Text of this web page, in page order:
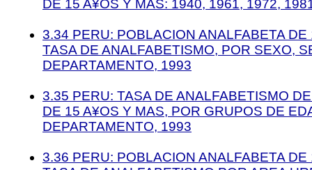
DE 15 A¥OS Y MAS: 1940, 1961, 1972,
3.34 PERU: POBLACION ANALFABETA DE
TASA DE ANALFABETISMO, POR SEXO,
DEPARTAMENTO, 1993
3.35 PERU: TASA DE ANALFABETISMO
DE 15 A¥OS Y MAS, POR GRUPOS DE
DEPARTAMENTO, 1993
3.36 PERU: POBLACION ANALFABETA DE